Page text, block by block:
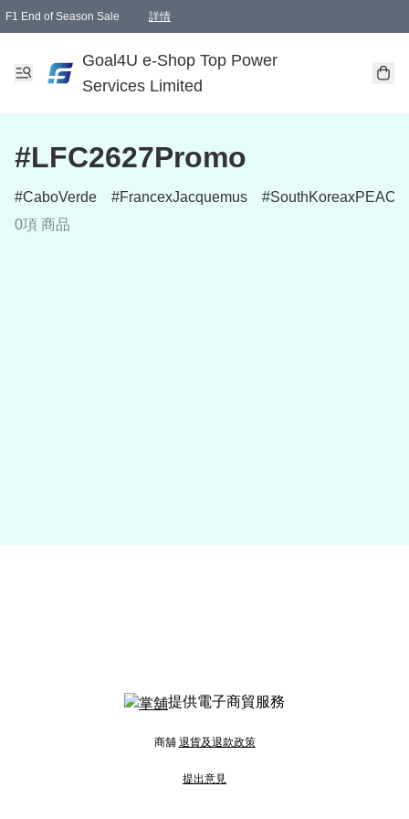
F1 End of Season Sale 詳情
Goal4U e-Shop Top Power
Services Limited
#LFC2627Promo
CaboVerde FrancexJacquemus
0項 商品
提供電子商貿服務
商舖 退貨及退款政策
提出意見